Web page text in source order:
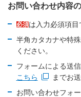
お問い合わせ内容
必須は入力必須項目
半角カタカナや特
ください。
フォームによる送
こちら
新規ウィンドウを開
までお
お問い合わせフォ